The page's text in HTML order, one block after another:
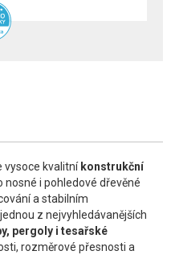
vysoce kvalitní konstrukční
nosné i pohledové dřevěné
a stabilním
z nejvyhledávanějších
pergoly i tesařské
rozměrové přesnosti a